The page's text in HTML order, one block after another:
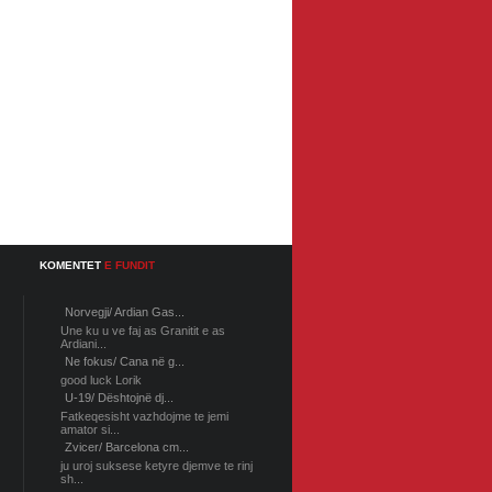
KOMENTET E FUNDIT
Norvegji/ Ardian Gas...
Une ku u ve faj as Granitit e as
Ardiani...
Ne fokus/ Cana në g...
good luck Lorik
U-19/ Dështojnë dj...
Fatkeqesisht vazhdojme te jemi
amator si...
Zvicer/ Barcelona cm...
ju uroj suksese ketyre djemve te rinj
sh...